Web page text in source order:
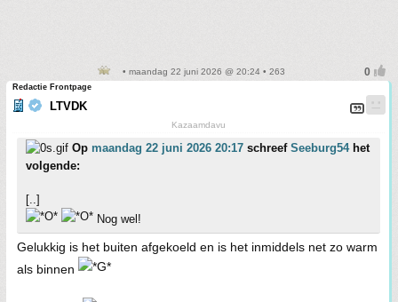
• maandag 22 juni 2026 @ 20:24 • 263
Redactie Frontpage
LTVDK
Kazaamdavu
Op maandag 22 juni 2026 20:17 schreef Seeburg54het
volgende:
[..]
Nog wel!
Gelukkig is het buiten afgekoeld en is het inmiddels net zo warm
als binnen